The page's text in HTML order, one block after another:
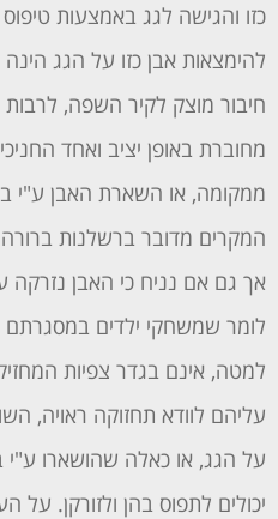
כזו והגישה לגג באמצעות
להימצאות אבן כזו על הגג
חיבור מוצק לקיר השפה,
מחוברת באופן יציב ואחד
ממקומה, או השארת האבן ע"י
המקרים מדובר ברשלנות
אך גם אם נניח כי האבן נזרקה
לומר שמשחקי ילדים במסגרתם
למטה, אינם בגדר צפיות
עליהם לוודא תחזוקה ראויה,
על הגג, או כאלה שהושארו
יכולים לתפוס בהן ולזורקן.